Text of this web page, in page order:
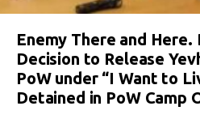
Enemy There and
Decision to Release
PoW under “I Want to
Detained in PoW Camp